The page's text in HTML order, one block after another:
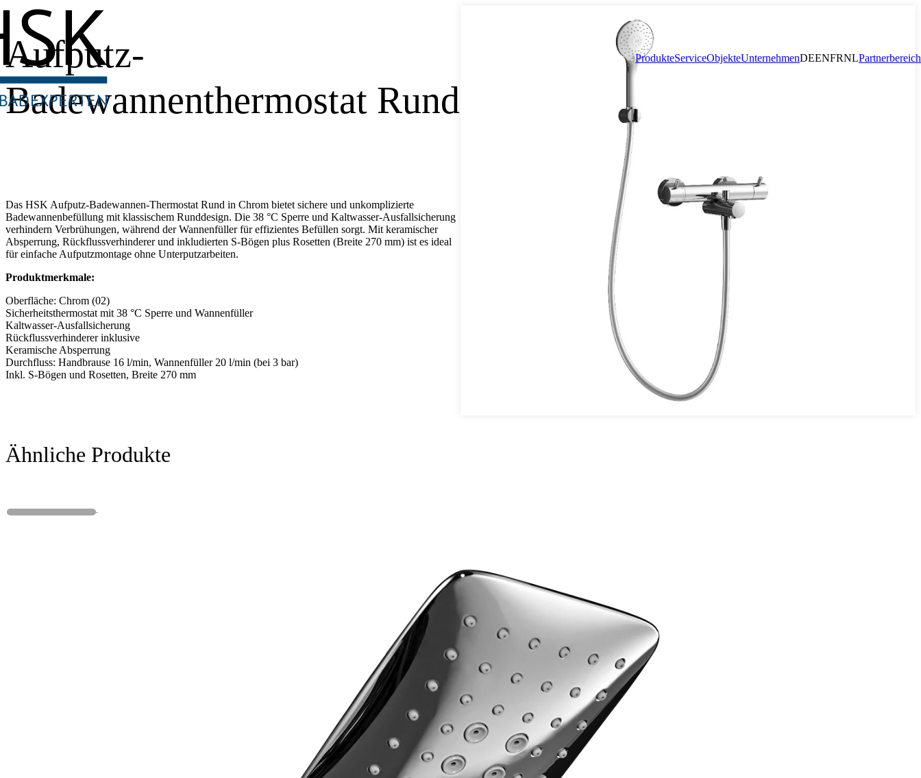
ProdukteServiceObjekteUnternehmenDEENFRNLPartnerbereich
Aufputz-
Badewannenthermostat Rund
Das HSK Aufputz-Badewannen-Thermostat Rund in Chrom bietet sichere und unkomplizierte
Badewannenbefüllung mit klassischem Runddesign. Die 38 °C Sperre und Kaltwasser-Ausfallsicherung
verhindern Verbrühungen, während der Wannenfüller für effizientes Befüllen sorgt. Mit keramischer
Absperrung, Rückflussverhinderer und inkludierten S-Bögen plus Rosetten (Breite 270 mm) ist es ideal
für einfache Aufputzmontage ohne Unterputzarbeiten.
Produktmerkmale:
Oberfläche: Chrom (02)
Sicherheitsthermostat mit 38 °C Sperre und Wannenfüller
Kaltwasser-Ausfallsicherung
Rückflussverhinderer inklusive
Keramische Absperrung
Durchfluss: Handbrause 16 l/min, Wannenfüller 20 l/min (bei 3 bar)
Inkl. S-Bögen und Rosetten, Breite 270 mm
Ähnliche Produkte